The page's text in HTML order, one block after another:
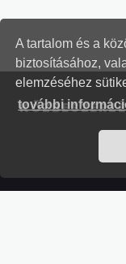
A tartalom és a
biztosításához,
elemzéséhez
további